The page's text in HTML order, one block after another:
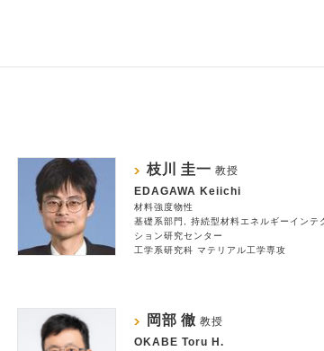
枝川 圭一 教授
EDAGAWA Keiichi
材料強度物性
基礎系部門
持続型材料エネルギーインテ
ション研究センター
工学系研究科 マテリアル工学専攻
岡部 徹 教授
OKABE Toru H.